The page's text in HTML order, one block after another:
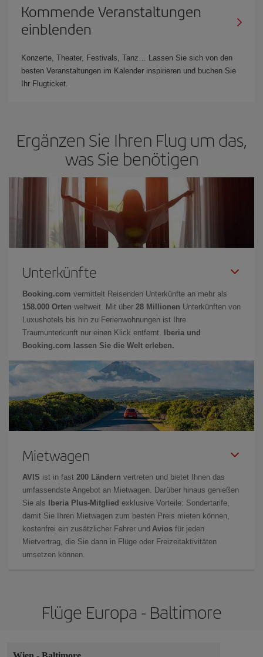
Kommende Veranstaltungen
einblenden
Konzerte, Theater, Festivals, Tanz… Lassen Sie sich von den
besten Veranstaltungen im Kalender inspirieren und buchen Sie
Ihr Flugticket.
Ergänzen Sie Ihren Flug um das,
was Sie benötigen
Unterkünfte
Booking.com vermittelt Reisenden Unterkünfte an mehr als
158.000 Orten weltweit. Mit über 28 Millionen Unterkünften von
Luxushotels bis hin zu Ferienwohnungen ist Ihre
Traumunterkunft nur einen Klick entfernt.
Iberia und
Booking.com lassen Sie die Welt erleben.
Mietwagen
AVIS ist in fast 200 Ländern vertreten und bietet Ihnen das
umfassendste Angebot an Mietwagen. Darüber hinaus genießen
Sie als
Iberia Plus-Mitglied exklusive Vorteile: Sondertarife,
damit Sie Ihren Mietwagen zum besten Preis mieten können,
kostenfrei ein zusätzlicher Fahrer und Avios für jeden
Mietvertrag, die Sie dann in Flüge oder Freizeitaktivitäten
umsetzen können.
Flüge Europa - Baltimore